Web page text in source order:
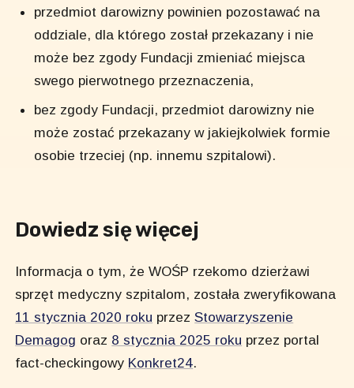
przedmiot darowizny powinien pozostawać na
oddziale, dla którego został przekazany i nie
może bez zgody Fundacji zmieniać miejsca
swego pierwotnego przeznaczenia,
bez zgody Fundacji, przedmiot darowizny nie
może zostać przekazany w jakiejkolwiek formie
osobie trzeciej (np. innemu szpitalowi).
Dowiedz się więcej
Informacja o tym, że WOŚP rzekomo dzierżawi
sprzęt medyczny szpitalom, została zweryfikowana
11 stycznia 2020 roku przezStowarzyszenie
Demagog oraz 8 stycznia 2025 roku przez portal
fact-checkingowy Konkret24.